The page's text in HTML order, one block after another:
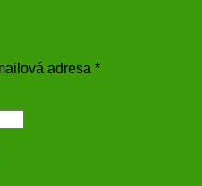
adresa *Povinné